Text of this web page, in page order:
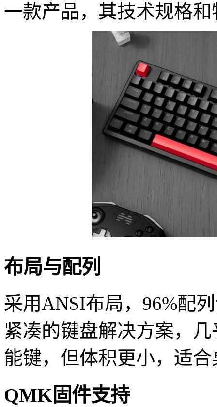
一款产品，其技术规格
布局与配列
采用ANSI布局，96%配
紧凑的键盘解决方案，
能键，但体积更小，适
QMK固件支持